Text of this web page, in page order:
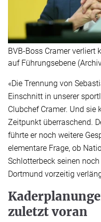
BVB-Boss Cramer verliert
auf Führungsebene
«Die Trennung von
Einschnitt in unserer
Clubchef Cramer. Und
Zeitpunkt überraschend.
führte er noch weitere
elementare Frage, ob
Schlotterbeck seinen
Dortmund vorzeitig
zuletzt voran